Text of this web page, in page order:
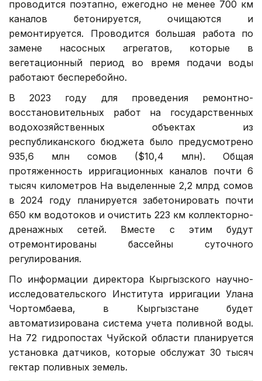
проводится поэтапно, ежегодно не менее 700 км
каналов бетонируется, очищаются и
ремонтируется. Проводится большая работа по
замене насосных агрегатов, которые в
вегетационный период во время подачи воды
работают бесперебойно.
В 2023 году для проведения ремонтно-
восстановительных работ на государственных
водохозяйственных объектах из
республиканского бюджета было предусмотрено
935,6 млн сомов ($10,4 млн). Общая
протяженность ирригационных каналов почти 6
тысяч километров На выделенные 2,2 млрд сомов
в 2024 году планируется забетонировать почти
650 км водотоков и очистить 223 км коллекторно-
дренажных сетей. Вместе с этим будут
отремонтированы бассейны суточного
регулирования.
По информации директора Кыргызского научно-
исследовательского Института ирригации Улана
Чортомбаева, в Кыргызстане будет
автоматизирована система учета поливной воды.
На 72 гидропостах Чуйской области планируется
установка датчиков, которые обслужат 30 тысяч
гектар поливных земель.